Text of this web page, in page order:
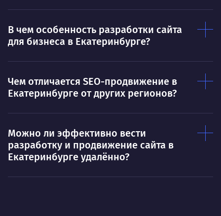
В чем особенность разработки сайта
для бизнеса в Екатеринбурге?
Чем отличается SEO-продвижение в
Екатеринбурге от других регионов?
Можно ли эффективно вести
разработку и продвижение сайта в
Екатеринбурге удалённо?